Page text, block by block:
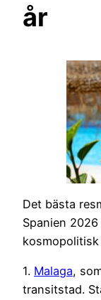
år
Det bästa
Spanien
1. Malaga,
transitstad.